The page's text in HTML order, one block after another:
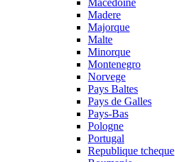
Macedoine
Madere
Majorque
Malte
Minorque
Montenegro
Norvege
Pays Baltes
Pays de Galles
Pays-Bas
Pologne
Portugal
Republique tcheque